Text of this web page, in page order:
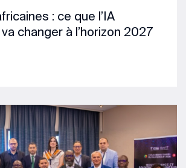
: ce que l’IA
changer à l’horizon 2027